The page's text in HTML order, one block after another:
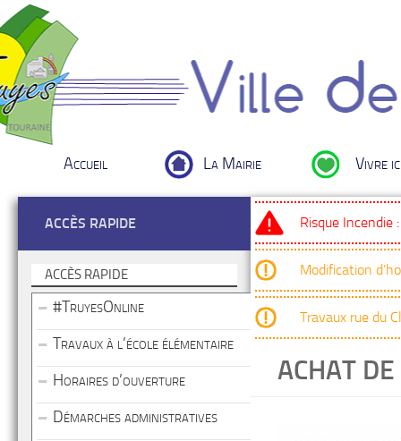
Accueil La Mairie Vivre
Risque Incendie
Modification
Travaux rue du
ACHAT
ACCÈS RAPIDE
ACCÈS RAPIDE
#TruyesOnline
Travaux à l’école élémentaire
Horaires d’ouverture
Démarches administratives